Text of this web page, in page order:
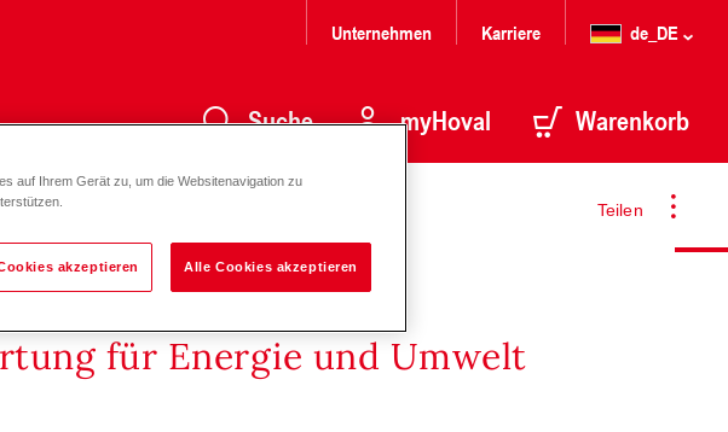
Unternehmen Karriere de_DE
Suche myHoval Warenkorb
Teilen
für Energie und Umwelt
auf Ihrem Gerät zu, um die Websitenavigation zu
akzeptieren Alle Cookies akzeptieren